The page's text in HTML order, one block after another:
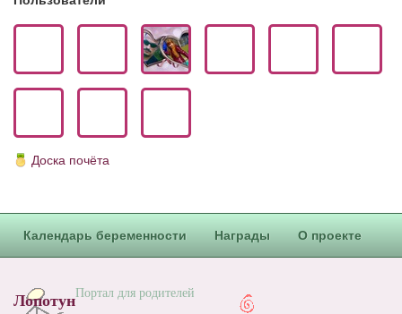
Доска почёта
Календарь беременности Награды О проекте
ЛопотунПортал для родителей